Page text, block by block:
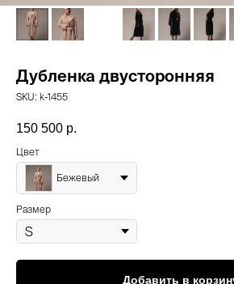
Дубленка двусторонняя
SKU: k-1455
150 500 р.
Цвет
Бежевый
Размер
Добавить в